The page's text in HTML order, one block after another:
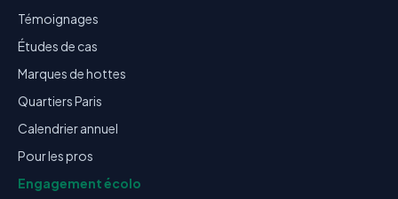
Témoignages
Études de cas
Marques de hottes
Quartiers Paris
Calendrier annuel
Pour les pros
Engagement écolo